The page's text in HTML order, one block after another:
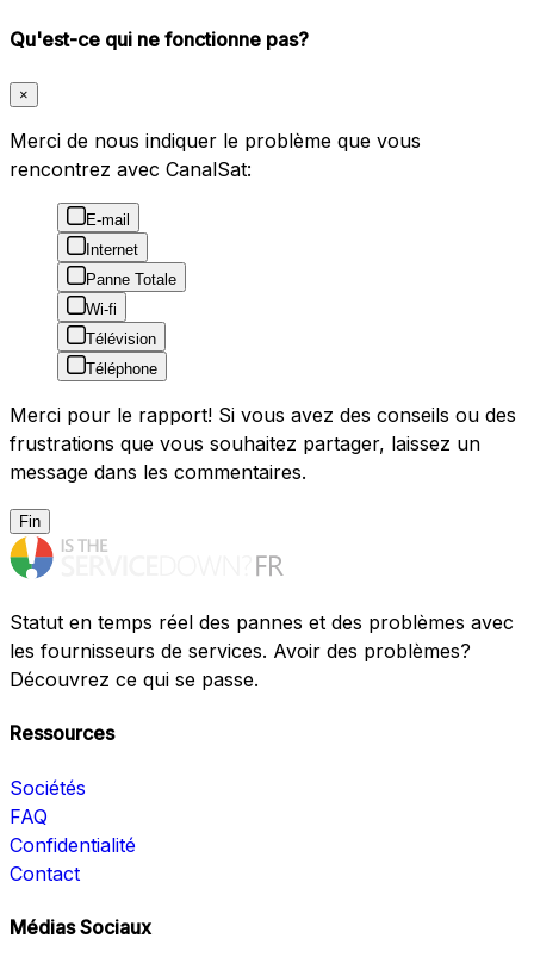
Qu'est-ce qui ne fonctionne pas?
×
Merci de nous indiquer le problème que vous
rencontrez avec CanalSat:
E-mail
Internet
Panne Totale
Wi-fi
Télévision
Téléphone
Merci pour le rapport! Si vous avez des conseils ou des
frustrations que vous souhaitez partager, laissez un
message dans les commentaires.
Fin
Statut en temps réel des pannes et des problèmes avec
les fournisseurs de services. Avoir des problèmes?
Découvrez ce qui se passe.
Ressources
Sociétés
FAQ
Confidentialité
Contact
Médias Sociaux